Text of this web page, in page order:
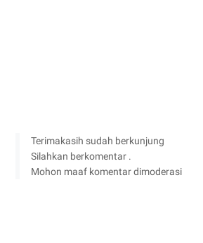
Terimakasih sudah berkunjung
Silahkan berkomentar .
Mohon maaf komentar dimoderasi